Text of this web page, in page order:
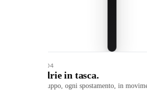
01 / 04
Mandrie in tasca.
Ogni gruppo, ogni spostamento, in